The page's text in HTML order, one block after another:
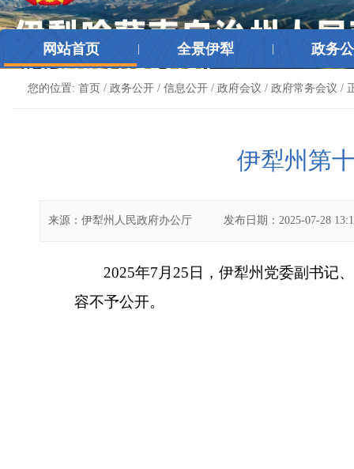
网站首页 全景伊犁 政务
您的位置: 首页 / 政务公开 / 信息公开 / 政府会议 / 政府常务会议 /
伊犁州第
来源： 伊犁州人民政府办公厅 发布日期： 2025-07-28
2025年7 月25日，伊犁州党委副书记
容不予公开。